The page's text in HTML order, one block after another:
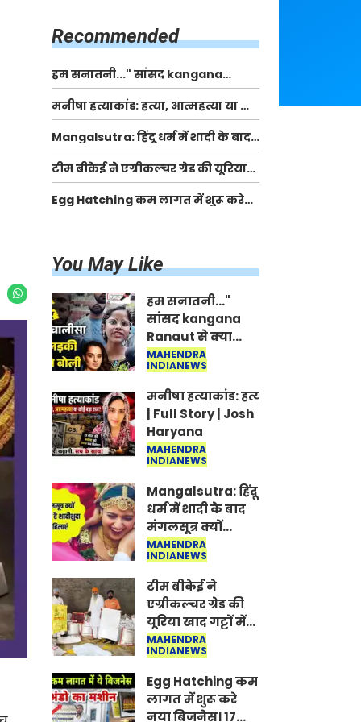
Recommended
हम सनातनी..." सांसद kangana
Ranaut से क्या बोली लड़की? Viral
Jantar-Mantar | CJP protest
मनीषा हत्याकांड: हत्या, आत्महत्या या कोई बड़ा राज?
| Full Story | Josh Haryana
Mangalsutra: हिंदू धर्म में शादी के बाद
मंगलसूत्र क्यों पहनती है महिलाएं, किसने
शुरु की ये परंपरा
टीम बीकेई ने एग्रीकल्चर ग्रेड की यूरिया
खाद गट्टों में बदलकर टेक्निकल ग्रेड में
बेचने वालों पर करवाई कार्रवाई:
Egg Hatching कम लागत में शुरू करे
You May Like
हम सनातनी..."
सांसद kangana
Ranaut से क्या
बोली लड़की? Viral
Jantar-Mantar |
CJP protest
MAHENDRA
INDIANEWS
मनीषा हत्याकांड: हत्या, आत्महत्या या
| Full Story | Josh
Haryana
MAHENDRA
INDIANEWS
Mangalsutra: हिंदू
धर्म में शादी के बाद
मंगलसूत्र क्यों
पहनती है महिलाएं,
किसने शुरु की ये
परंपरा
MAHENDRA
INDIANEWS
टीम बीकेई ने
एग्रीकल्चर ग्रेड की
यूरिया खाद गट्टों में
बदलकर टेक्निकल
ग्रेड में बेचने वालों पर
करवाई कार्रवाई:
लखविंदर सिंह
औलख
MAHENDRA
INDIANEWS
Egg Hatching कम
लागत में शुरू करे
नया बिजनेस। 17